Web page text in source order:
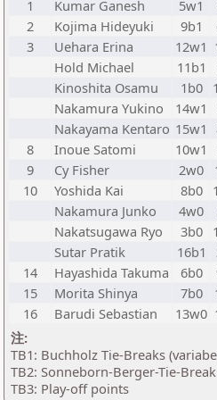
1
Kumar Ganesh 5w1
2
Kojima Hideyuki 9b1
3
Uehara Erina 12w1
Hold Michael
11b1
Kinoshita Osamu
1b0
Nakamura Yukino
14w1
Nakayama Kentaro 15w1
8
Inoue Satomi 10w1
9
Cy Fisher 2w0
10
Yoshida Kai 8b0
Nakamura Junko
4w0
Nakatsugawa Ryo
3b0
Sutar Pratik
16b1
14
Hayashida Takuma 6b0
15
Morita Shinya 7b0
16
Barudi Sebastian 13w0
注:
TB1: Buchholz Tie-Breaks
TB2: Sonneborn-Berger-Tie-
TB3: Play-off points